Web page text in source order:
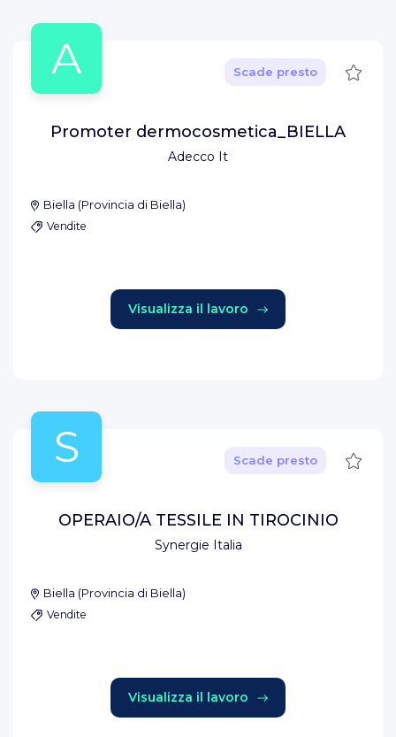
A
Adecco It
Scade presto Salva
Promoter dermocosmetica_BIELLA
Biella (Provincia di Biella)
Vendite
Visualizza il lavoro
S
Synergie Italia
Scade presto Salva
OPERAIO/A TESSILE IN TIROCINIO
Biella (Provincia di Biella)
Vendite
Visualizza il lavoro